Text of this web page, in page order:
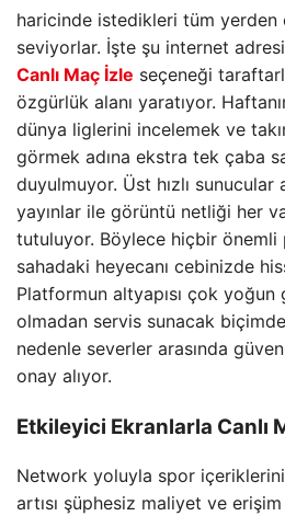
haricinde istedikleri tüm yerden
seviyorlar. İşte şu internet adresi
Canlı Maç İzle seçeneği
özgürlük alanı yaratıyor.
dünya liglerini incelemek ve
görmek adına ekstra tek çaba
duyulmuyor. Üst hızlı sunucular
yayınlar ile görüntü netliği her
tutuluyor. Böylece hiçbir önemli
sahadaki heyecanı cebinizde
Platformun altyapısı çok
olmadan servis sunacak biçimde
nedenle severler arasında
onay alıyor.
Etkileyici Ekranlarla Canlı
Network yoluyla spor
artısı şüphesiz maliyet ve erişim